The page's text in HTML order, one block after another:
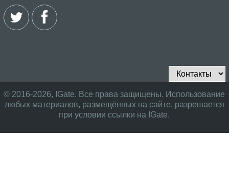
© 2016-2026, IGate. Все права защищены. Использование
любых материалов, размещённых на сайте, разрешается
при условии ссылки на IGate.